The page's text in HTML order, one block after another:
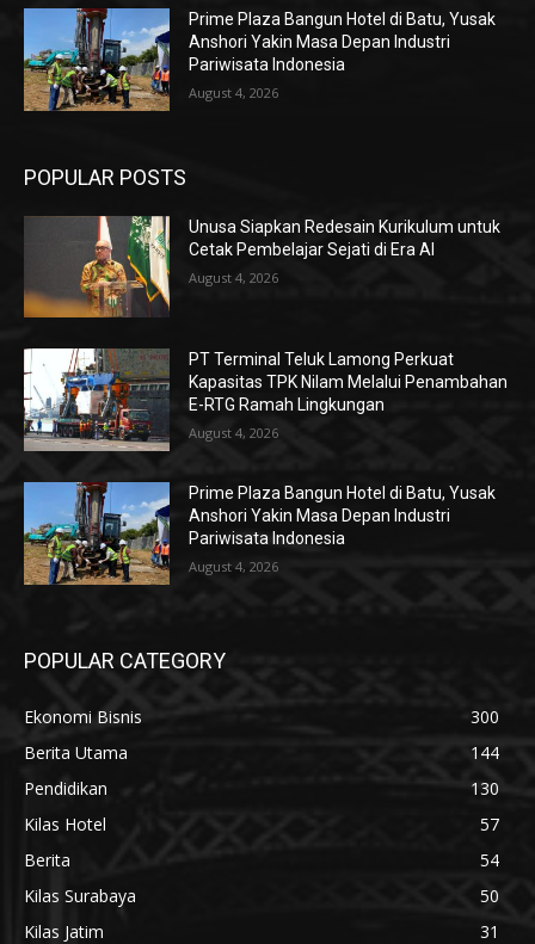
Prime Plaza Bangun Hotel di Batu, Yusak
Anshori Yakin Masa Depan Industri
Pariwisata Indonesia
August 4, 2026
POPULAR POSTS
Unusa Siapkan Redesain Kurikulum untuk
Cetak Pembelajar Sejati di Era AI
August 4, 2026
PT Terminal Teluk Lamong Perkuat
Kapasitas TPK Nilam Melalui Penambahan
E-RTG Ramah Lingkungan
August 4, 2026
Prime Plaza Bangun Hotel di Batu, Yusak
Anshori Yakin Masa Depan Industri
Pariwisata Indonesia
August 4, 2026
POPULAR CATEGORY
Ekonomi Bisnis
300
Berita Utama
144
Pendidikan
130
Kilas Hotel
57
Berita
54
Kilas Surabaya
50
Kilas Jatim
31